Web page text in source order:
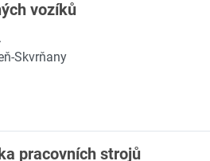
vozíků
Skvrňany
pracovních strojů